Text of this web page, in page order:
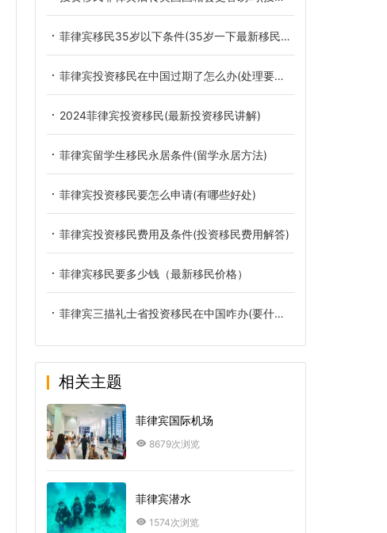
菲律宾移民35岁以下条件(35岁一下最新移民条件)
菲律宾投资移民在中国过期了怎么办(处理要多久时间)
2024菲律宾投资移民(最新投资移民讲解)
菲律宾留学生移民永居条件(留学永居方法)
菲律宾投资移民要怎么申请(有哪些好处)
菲律宾投资移民费用及条件(投资移民费用解答)
菲律宾移民要多少钱（最新移民价格）
菲律宾三描礼士省投资移民在中国咋办(要什么材料)
相关主题
菲律宾国际机场
8679次浏览
菲律宾潜水
1574次浏览